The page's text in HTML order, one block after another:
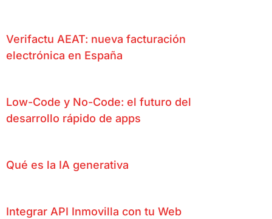
Verifactu AEAT: nueva facturación
electrónica en España
Low-Code y No-Code: el futuro del
desarrollo rápido de apps
Qué es la IA generativa
Integrar API Inmovilla con tu Web